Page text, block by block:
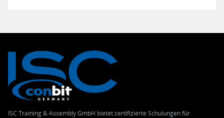
ISC Training & Assembly GmbH bietet zertifizierte Schulungen für